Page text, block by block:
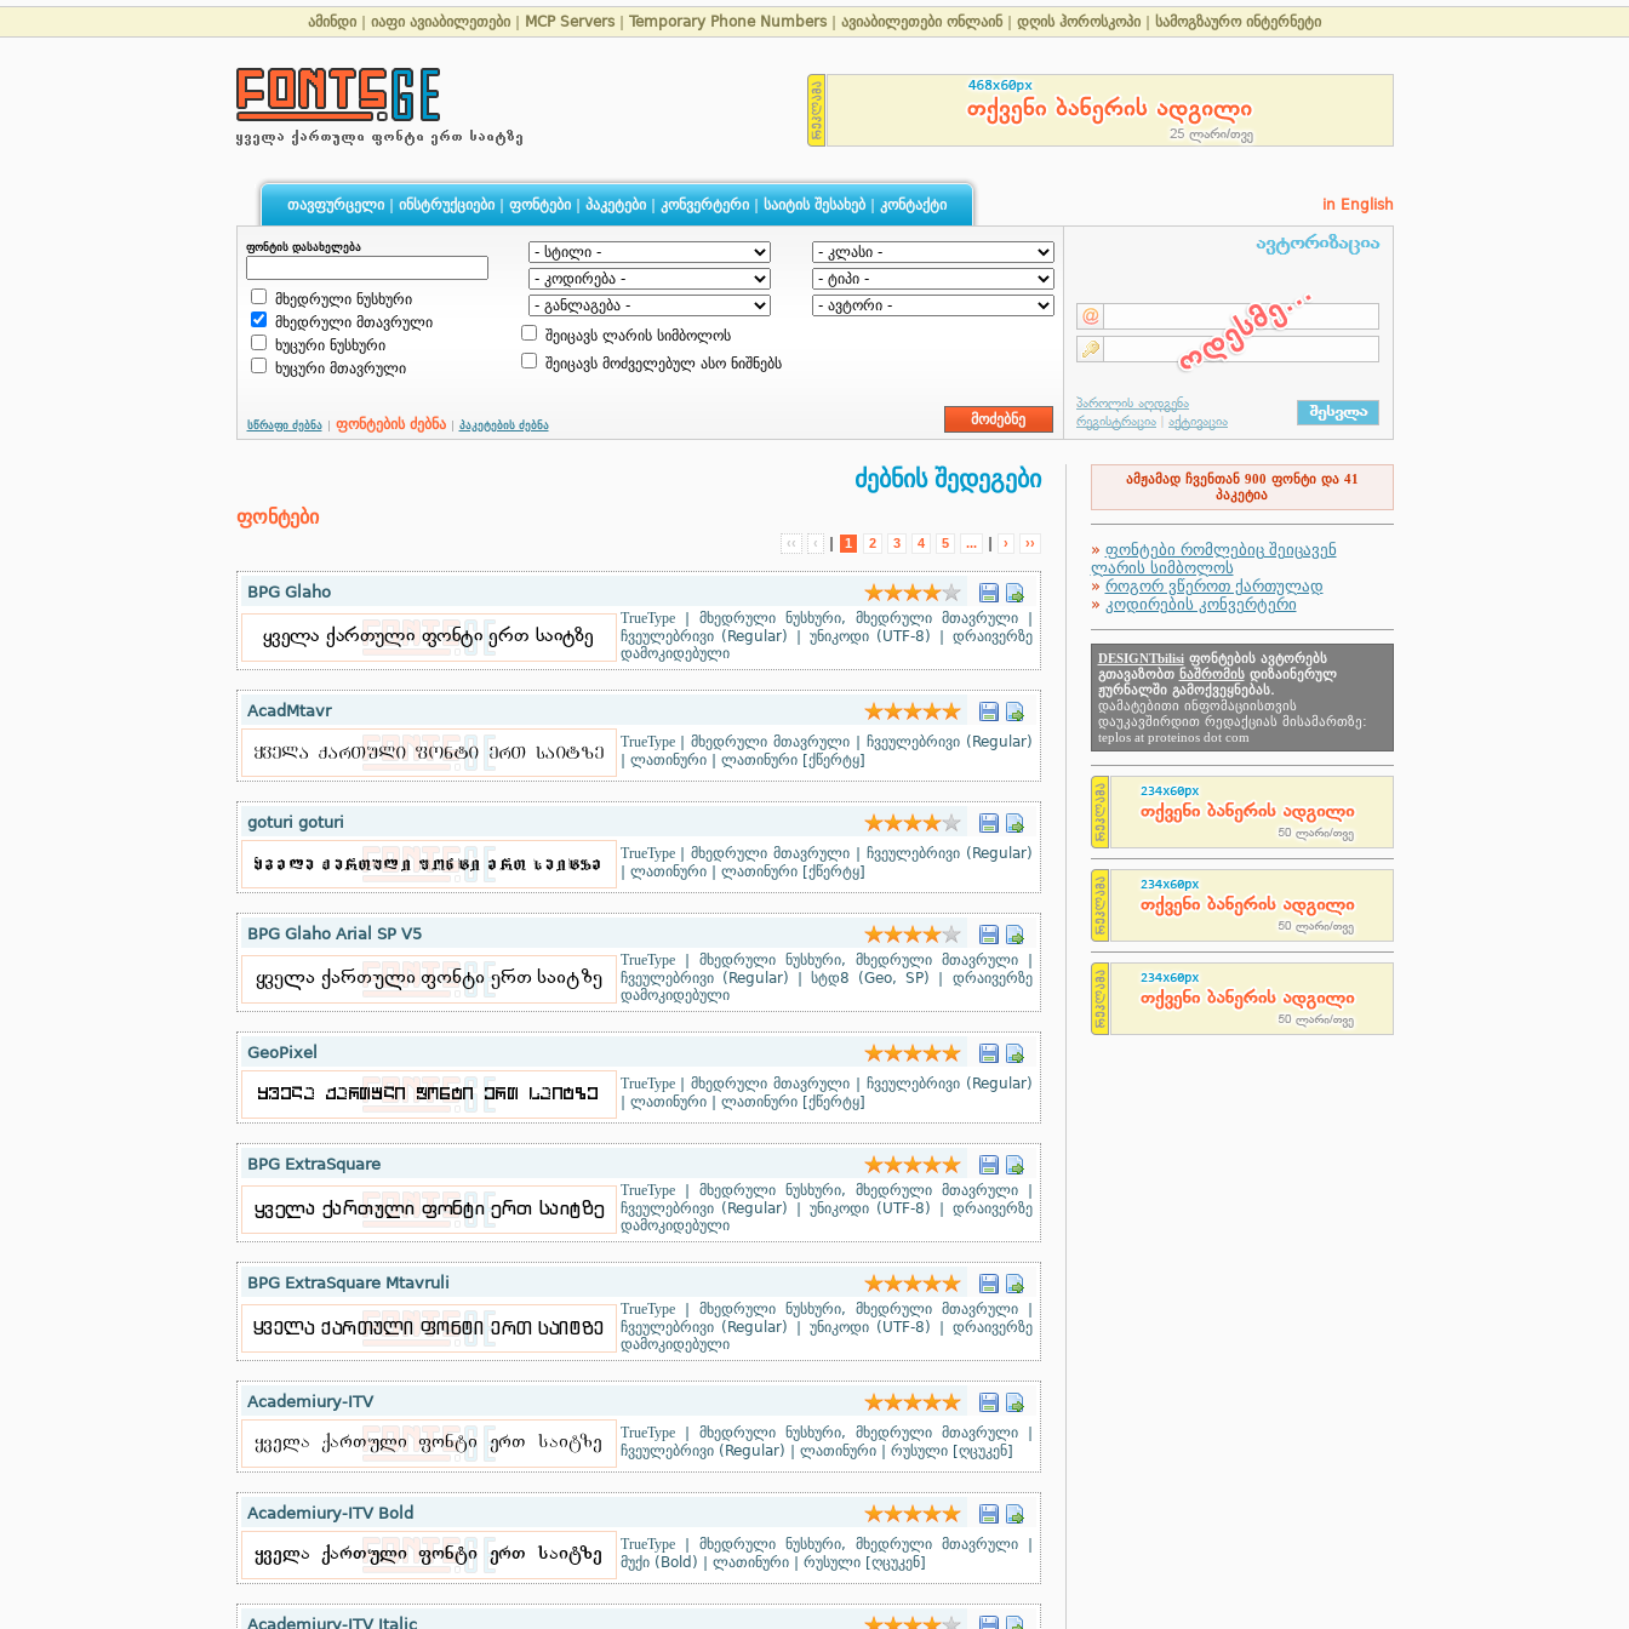
ამინდი იაფი ავიაბილეთები MCP Servers Temporary Phone Numbers ავიაბილეთები ონლაინ დღის ჰოროსკოპი სამოგზაურო ინტერნეტი
თავფურცელი| ინსტრუქციები| ფონტები| პაკეტები| კონვერტერი| საიტის შესახებ| კონტაქტი in English
ფონტის დასახელება
მხედრული ნუსხური
მხედრული მთავრული
ხუცური ნუსხური
ხუცური მთავრული
შეიცავს ლარის სიმბოლოს
შეიცავს მოძველებულ ასო ნიშნებს
სწრაფი ძებნა ფონტების ძებნა პაკეტების ძებნა
ძებნის შედეგები
ფონტები
‹‹ ‹ | 1 2 3 4 5 ... › ››
BPG Glaho
TrueType| მხედრული ნუსხური, მხედრული მთავრული|
ჩვეულებრივი (Regular)
უნიკოდი (UTF-8)
დრაივერზე
დამოკიდებული
AcadMtavr
TrueType|მხედრული მთავრული
ჩვეულებრივი (Regular)
ლათინური| ლათინური [ქწერტყ]
goturi goturi
TrueType|მხედრული მთავრული
ჩვეულებრივი (Regular)
ლათინური| ლათინური [ქწერტყ]
BPG Glaho Arial SP V5
TrueType| მხედრული ნუსხური, მხედრული მთავრული|
ჩვეულებრივი (Regular)
სტდ8 (Geo, SP)
დრაივერზე
დამოკიდებული
GeoPixel
TrueType|მხედრული მთავრული
ჩვეულებრივი (Regular)
ლათინური| ლათინური [ქწერტყ]
BPG ExtraSquare
TrueType| მხედრული ნუსხური, მხედრული მთავრული|
ჩვეულებრივი (Regular)
უნიკოდი (UTF-8)
დრაივერზე
დამოკიდებული
BPG ExtraSquare Mtavruli
TrueType| მხედრული ნუსხური, მხედრული მთავრული|
ჩვეულებრივი (Regular)
უნიკოდი (UTF-8)
დრაივერზე
დამოკიდებული
Academiury-ITV
TrueType| მხედრული ნუსხური, მხედრული მთავრული|
ჩვეულებრივი (Regular)
ლათინური| რუსული [ღცუკენ]
Academiury-ITV Bold
TrueType| მხედრული ნუსხური, მხედრული მთავრული|
მუქი (Bold)
ლათინური| რუსული [ღცუკენ]
Academiury-ITV Italic
ამჟამად ჩვენთან 900 ფონტი და 41
პაკეტია
» ფონტები რომლებიც შეიცავენ
ლარის სიმბოლოს
» როგორ ვწეროთ ქართულად
» კოდირების კონვერტერი
DESIGNTbilisiფონტების ავტორებს
გთავაზობთ ნაშრომისდიზაინერულ
ჟურნალში გამოქვეყნებას.
დამატებითი ინფომაციისთვის
დაუკავშირდით რედაქციას მისამართზე:
teplos at proteinos dot com